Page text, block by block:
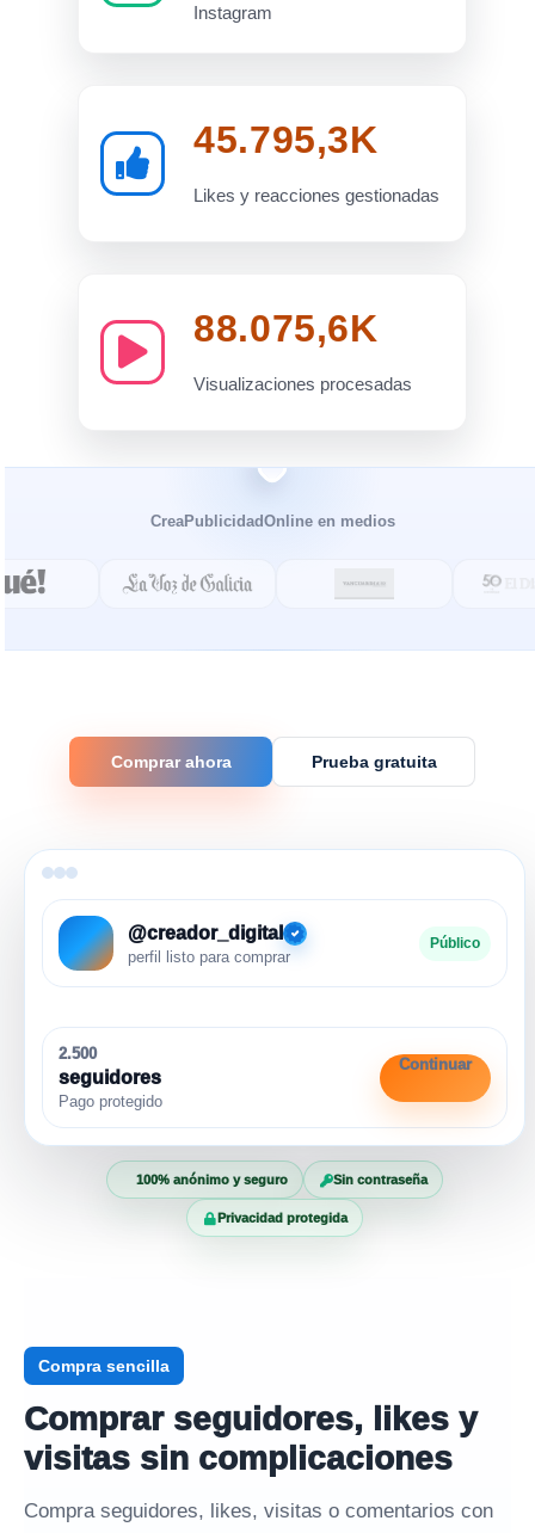
Comprar ahora Prueba gratuita
Instagram
45.795,3K
Likes y reacciones gestionadas
88.075,6K
Visualizaciones procesadas
CreaPublicidadOnline en medios
@creador_digital
perfil listo para comprar
Público
2.500
seguidores
Pago protegido
Continuar
100% anónimo y seguro Sin contraseña
Privacidad protegida
Compra sencilla
Comprar seguidores, likes y
visitas sin complicaciones
Compra seguidores, likes, visitas o comentarios con